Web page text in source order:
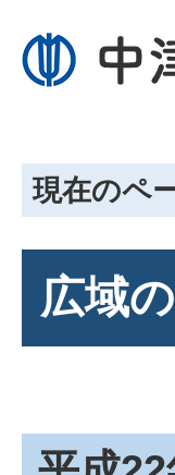
現在のペ
広域